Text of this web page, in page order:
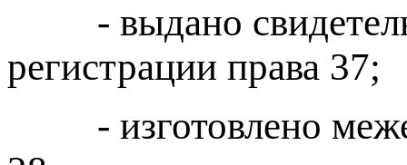
- выдано
регистрации права 37;
- изготовлено